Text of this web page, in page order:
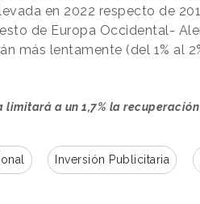
en 2022 respecto de
de Europa Occidental-
más lentamente (del 1% al
limitará a un 1,7% la
Inversión Publicitaria